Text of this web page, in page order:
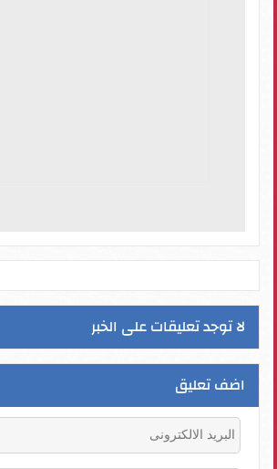
لا توجد تعليقات على الخبر
اضف تعليق